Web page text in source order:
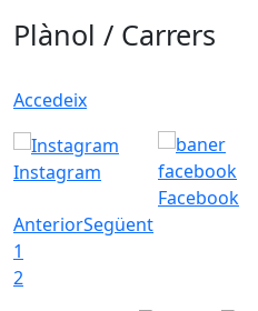
Plànol / Carrers
Accedeix
Instagram
Facebook
AnteriorSegüent
1
2